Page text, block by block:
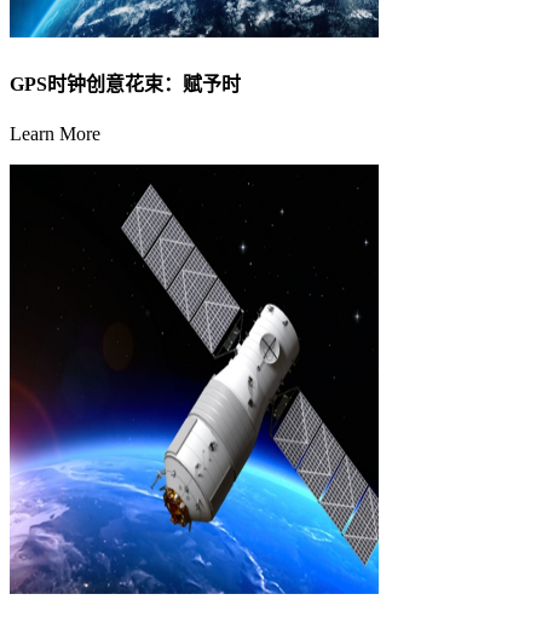
GPS时钟创意花束：赋予时
Learn More